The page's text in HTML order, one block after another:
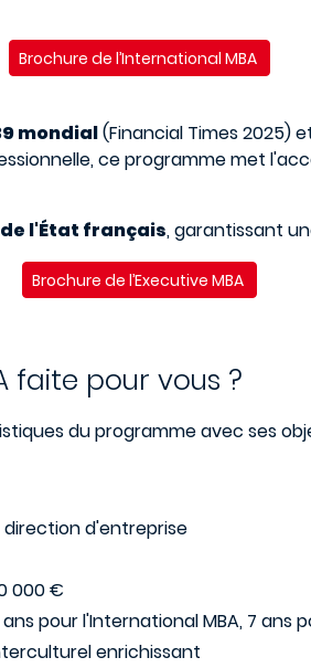
Brochure de l’International MBA
mondial(Financial Times 2025)
ce programme met
l'État français, garantissant
Brochure de l’Executive MBA
faite pour vous ?
du programme avec ses
d'entreprise
000 €
pour l'International MBA, 7 ans
enrichissant